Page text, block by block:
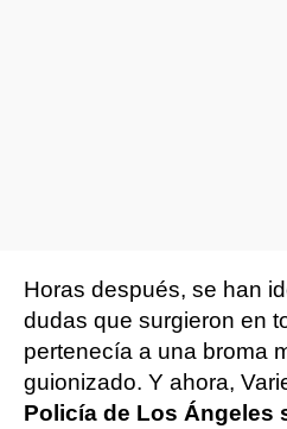
Horas después, se han
dudas que surgieron en
pertenecía a una broma
guionizado. Y ahora,
Policía de Los Ángeles